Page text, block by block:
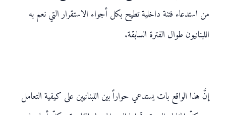
من استدعاء فتنة داخلية تطيح بكل أجواء الاستقرار التي نعم به
اللبنانيون طوال الفترة السابقة.
إنَّ هذا الواقع بات يستدعي حواراً بين اللبنانيين على كيفية التعامل